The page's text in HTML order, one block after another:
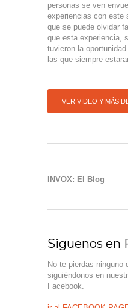
personas se ven
experiencias con este
que se puede olvidar
que esta experiencia,
tuvieron la
las que siempre
VER VIDEO Y MÁS
INVOX: El Blog
Siguenos en
No te pierdas ninguno
siguiéndonos en
Facebook.